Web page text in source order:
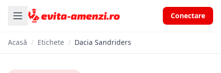
Conectare
Acasă / Etichete / Dacia Sandriders